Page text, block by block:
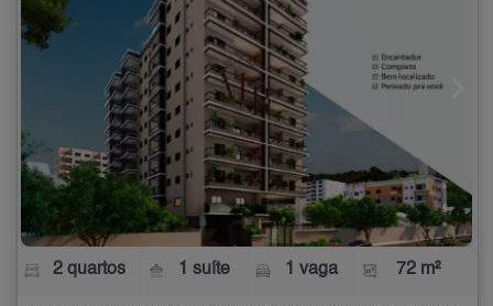
2 quartos 1 suíte 1 vaga 72 m²